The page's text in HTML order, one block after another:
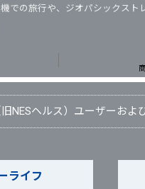
での旅行や、ジオパシックスト
での旅行や、ジオパシックスト
NESヘルス）ユーザーお
ライフ